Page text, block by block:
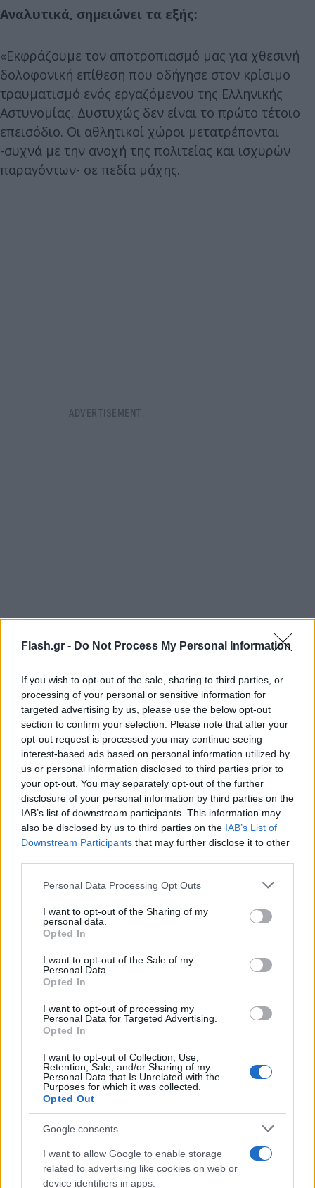
Flash.gr - Do Not Process My Personal Information
If you wish to opt-out of the sale, sharing to third parties, or
processing of your personal or sensitive information for
targeted advertising by us, please use the below opt-out
section to confirm your selection. Please note that after your
opt-out request is processed you may continue seeing
interest-based ads based on personal information utilized by
us or personal information disclosed to third parties prior to
your opt-out. You may separately opt-out of the further
disclosure of your personal information by third parties on the
IAB’s list of downstream participants. This information may
also be disclosed by us to third parties on the IAB’s List of
Downstream Participants that may further disclose it to other
Please note that this website/app uses one or more Google
not limited to your visit or usage behaviour. You may click to
grant or deny consent to Google and its third-party tags to
use your data for below specified purposes in below Google
consent section.
Personal Data Processing Opt Outs
I want to opt-out of the Sharing of my
personal data.
Opted In
I want to opt-out of the Sale of my
Personal Data.
Opted In
I want to opt-out of processing my
Personal Data for Targeted Advertising.
Opted In
I want to opt-out of Collection, Use,
Retention, Sale, and/or Sharing of my
Personal Data that Is Unrelated with the
Purposes for which it was collected.
Opted Out
Google consents
I want to allow Google to enable storage
related to advertising like cookies on web or
device identifiers in apps.
Αναλυτικά, σημειώνει τα εξής:
«Εκφράζουμε τον αποτροπιασμό μας για χθεσινή
δολοφονική επίθεση που οδήγησε στον κρίσιμο
τραυματισμό ενός εργαζόμενου της Ελληνικής
Αστυνομίας. Δυστυχώς δεν είναι το πρώτο τέτοιο
επεισόδιο. Οι αθλητικοί χώροι μετατρέπονται
-συχνά με την ανοχή της πολιτείας και ισχυρών
παραγόντων- σε πεδία μάχης.
Οι συνθήκες της χτεσινής επίθεσης το τονίζουν
αυτό: ομάδα χούλιγκαν εξοπλισμένη με ναυτικές
φωτοβολίδες, οδήγησε στον βαρύτατο
τραυματισμό ενός νέου ανθρώπου.
Ελπίζουμε να μην ακούσουμε για μια ακόμα φορά
ότι η λύση είναι να «κλείσουν οι σύνδεσμοι» και
λόγια του αέρα. Ευχόμαστε να πάνε όλα καλά με
τον άτυχο αστυνομικό που βρέθηκε στη δίνη της
δολοφονικής αυτής επίθεσης και να βγει νικητής
από αυτή την τραγική περιπέτεια».